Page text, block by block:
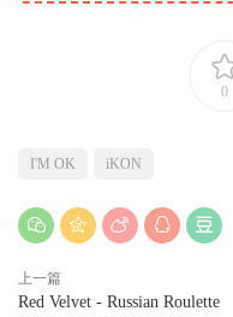
0
I'M OK iKON
上一篇
Red Velvet - Russian Roulette